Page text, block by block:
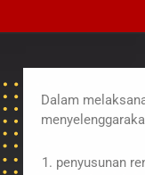
Dalam
1. penyusunan